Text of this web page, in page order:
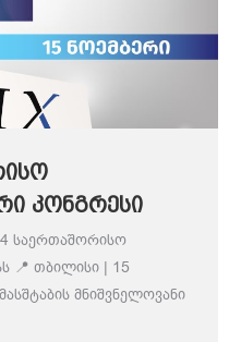
კონგრესი
საერთაშორისო
📍 თბილისი | 15
მნიშვნელოვანი